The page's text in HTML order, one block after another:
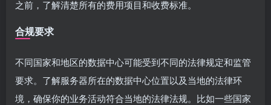
之前，了解清楚所有的费用项目和收费标准。
合规要求
不同国家和地区的数据中心可能受到不同的法律规定和监管
要求。了解服务器所在的数据中心位置以及当地的法律环
境，确保你的业务活动符合当地的法律法规。比如一些国家